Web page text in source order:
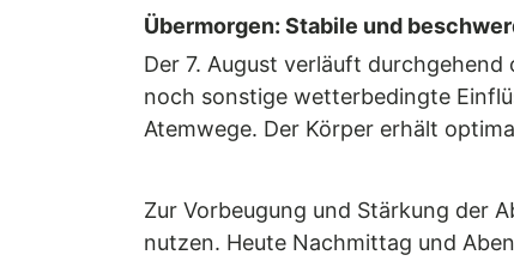
Übermorgen: Stabile und
Der 7. August verläuft
noch sonstige wetterbedingte
Atemwege. Der Körper erhält
Zur Vorbeugung und Stärkung der
nutzen. Heute Nachmittag und